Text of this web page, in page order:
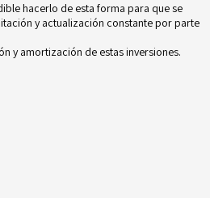
hacerlo de esta forma para que se
y actualización constante por parte
y amortización de estas inversiones.